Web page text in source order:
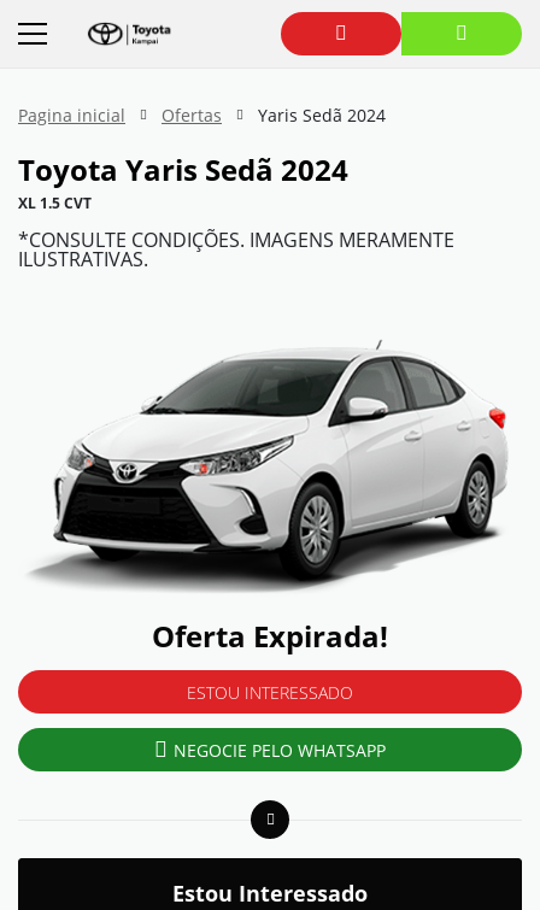
Pagina inicial Ofertas Yaris Sedã 2024
Toyota Yaris Sedã 2024
XL 1.5 CVT
Oferta Expirada!
*CONSULTE CONDIÇÕES. IMAGENS MERAMENTE
ILUSTRATIVAS.
ESTOU INTERESSADO
NEGOCIE PELO WHATSAPP
Estou Interessado